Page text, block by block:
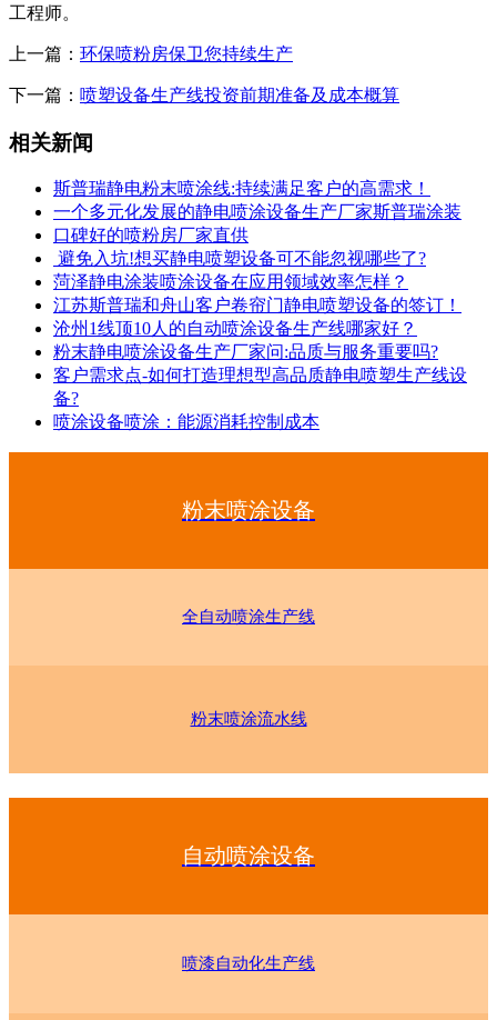
工程师。
上一篇： 环保喷粉房保卫您持续生产
下一篇： 喷塑设备生产线投资前期准备及成本概算
相关新闻
斯普瑞静电粉末喷涂线:持续满足客户的高需求！
一个多元化发展的静电喷涂设备生产厂家斯普瑞涂装
口碑好的喷粉房厂家直供
避免入坑!想买静电喷塑设备可不能忽视哪些了?
菏泽静电涂装喷涂设备在应用领域效率怎样？
江苏斯普瑞和舟山客户卷帘门静电喷塑设备的签订！
沧州1线顶10人的自动喷涂设备生产线哪家好？
粉末静电喷涂设备生产厂家问:品质与服务重要吗?
客户需求点-如何打造理想型高品质静电喷塑生产线设
备?
喷涂设备喷涂：能源消耗控制成本
粉末喷涂设备
全自动喷涂生产线
粉末喷涂流水线
自动喷涂设备
喷漆自动化生产线